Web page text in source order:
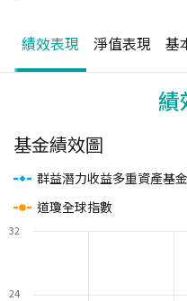
績效表現 淨值表現 基
績
基金績效圖
群益潛力收益多重資產基
道瓊全球指數
24
32